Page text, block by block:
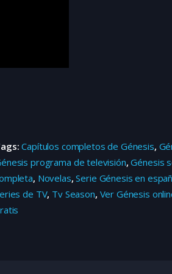
Capítulos completos de Génesis,
programa de televisión,Génesis
, Novelas,Serie Génesis en
de TV, Tv Season, Ver Génesis